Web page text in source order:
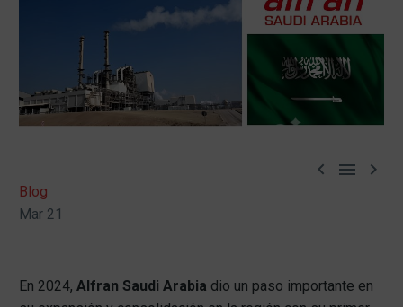
  
Blog
Mar 21
En 2024, Alfran Saudi Arabia dio un paso importante en